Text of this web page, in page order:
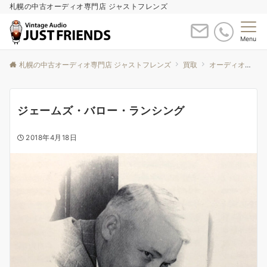
札幌の中古オーディオ専門店 ジャストフレンズ
Menu
札幌の中古オーディオ専門店 ジャストフレンズ 買取 オーディオの偉人
ジェームズ・バロー・ランシング
2018年4月18日